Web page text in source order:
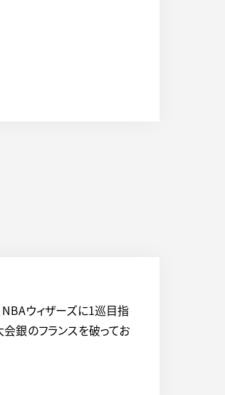
ウィザーズに1巡目指
銀のフランスを破ってお